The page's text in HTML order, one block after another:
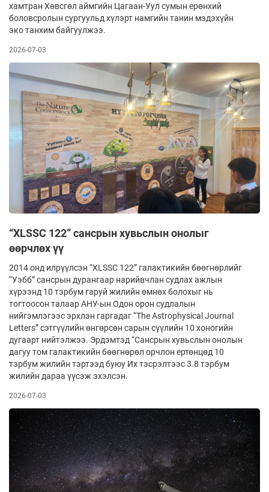
хамтран Хөвсгөл аймгийн Цагаан-Уул сумын ерөнхий
боловсролын сургуульд хүлэрт намгийн танин мэдэхүйн
эко танхим байгуулжээ.
2026-07-03
“XLSSC 122” сансрын хувьслын онолыг
өөрчлөх үү
2014 онд илрүүлсэн “XLSSC 122” галактикийн бөөгнөрлийг
“Уэбб” сансрын дурангаар нарийвчлан судлах ажлын
хүрээнд 10 тэрбум гаруй жилийн өмнөх болохыг нь
тогтоосон талаар АНУ-ын Одон орон судлалын
нийгэмлэгээс эрхлэн гаргадаг “The Astrophysical Journal
Letters” сэтгүүлийн өнгөрсөн сарын сүүлийн 10 хоногийн
дугаарт нийтэлжээ. Эрдэмтэд “Сансрын хувьслын онолын
дагуу том галактикийн бөөгнөрөл орчлон ертөнцөд 10
тэрбум жилийн тэртээд буюу Их тэсрэлтээс 3.8 тэрбум
жилийн дараа үүсэж эхэлсэн.
2026-07-03